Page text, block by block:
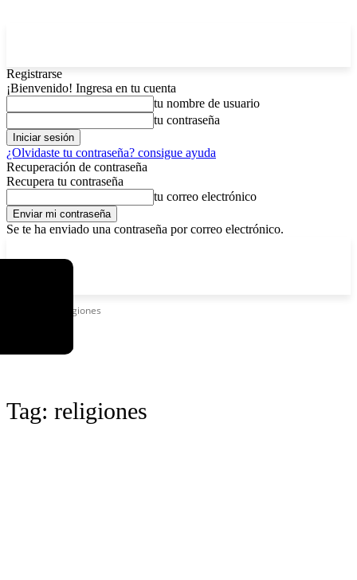
Registrarse
¡Bienvenido! Ingresa en tu cuenta
tu nombre de usuario
tu contraseña
¿Olvidaste tu contraseña? consigue ayuda
Recuperación de contraseña
Recupera tu contraseña
tu correo electrónico
Se te ha enviado una contraseña por correo electrónico.
Religiones
Tag: religiones